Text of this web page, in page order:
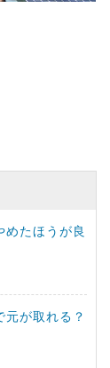
めたほうが良
元が取れる？